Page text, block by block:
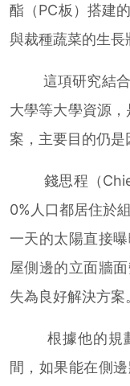
酯（PC板）搭建
與裁種蔬菜的生長
這項研究結合
大學等大學資源
案，主要目的仍是
錢思程（
0%人口都居住於
一天的太陽直接
屋側邊的立面牆
失為良好解決方案
根據他的規劃
間，如果能在側